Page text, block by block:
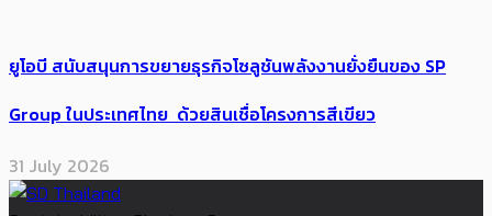
ยูโอบี สนับสนุนการขยายธุรกิจโซลูชันพลังงานยั่งยืนของ SP
Group ในประเทศไทย ด้วยสินเชื่อโครงการสีเขียว
31 July 2026